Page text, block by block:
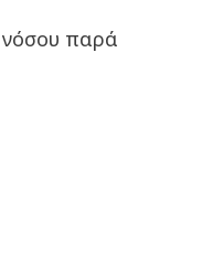
νόσου παρά